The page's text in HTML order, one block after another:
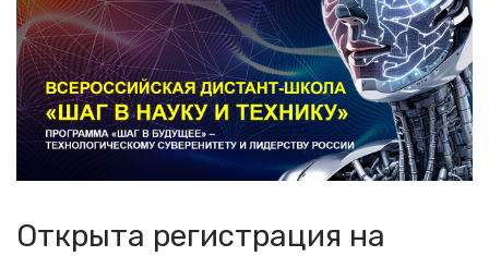
Открыта регистрация на